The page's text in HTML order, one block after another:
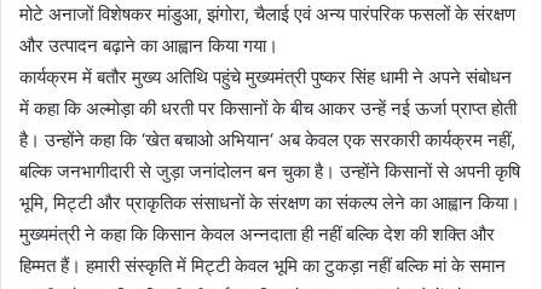
मोटे अनाजों विशेषकर मांडुआ, झंगोरा, चैलाई एवं अन्य पारंपरिक फसलों के संरक्षण
और उत्पादन बढ़ाने का आह्वान किया गया।
कार्यक्रम में बतौर मुख्य अतिथि पहुंचे मुख्यमंत्री पुष्कर सिंह धामी ने अपने संबोधन
में कहा कि अल्मोड़ा की धरती पर किसानों के बीच आकर उन्हें नई ऊर्जा प्राप्त होती
है। उन्होंने कहा कि ‘खेत बचाओ अभियान‘ अब केवल एक सरकारी कार्यक्रम नहीं,
बल्कि जनभागीदारी से जुड़ा जनांदोलन बन चुका है। उन्होंने किसानों से अपनी कृषि
भूमि, मिट्टी और प्राकृतिक संसाधनों के संरक्षण का संकल्प लेने का आह्वान किया।
मुख्यमंत्री ने कहा कि किसान केवल अन्नदाता ही नहीं बल्कि देश की शक्ति और
हिम्मत हैं। हमारी संस्कृति में मिट्टी केवल भूमि का टुकड़ा नहीं बल्कि मां के समान